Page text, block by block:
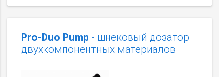
Pro-Duo Pump - шнековый дозатор
двухкомпонентных материалов